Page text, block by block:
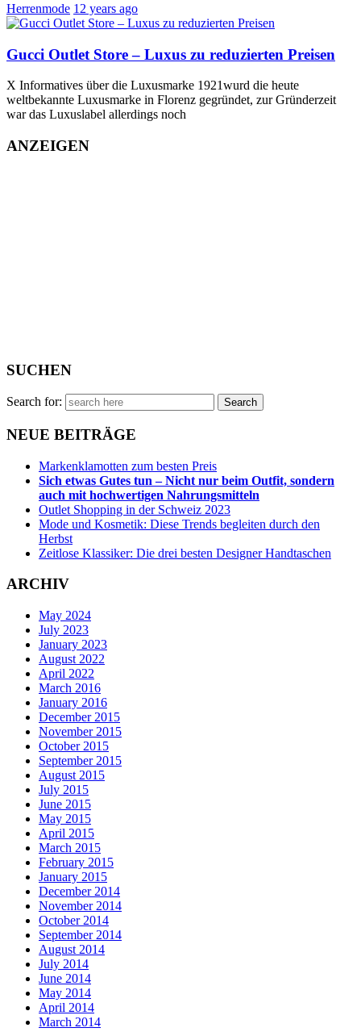
Herrenmode 12 years ago
Gucci Outlet Store – Luxus zu reduzierten Preisen
X Informatives über die Luxusmarke 1921wurd die heute
weltbekannte Luxusmarke in Florenz gegründet, zur Gründerzeit
war das Luxuslabel allerdings noch
ANZEIGEN
SUCHEN
Search for:
NEUE BEITRÄGE
Markenklamotten zum besten Preis
Sich etwas Gutes tun – Nicht nur beim Outfit, sondern
auch mit hochwertigen Nahrungsmitteln
Outlet Shopping in der Schweiz 2023
Mode und Kosmetik: Diese Trends begleiten durch den
Herbst
Zeitlose Klassiker: Die drei besten Designer Handtaschen
ARCHIV
May 2024
July 2023
January 2023
August 2022
April 2022
March 2016
January 2016
December 2015
November 2015
October 2015
September 2015
August 2015
July 2015
June 2015
May 2015
April 2015
March 2015
February 2015
January 2015
December 2014
November 2014
October 2014
September 2014
August 2014
July 2014
June 2014
May 2014
April 2014
March 2014